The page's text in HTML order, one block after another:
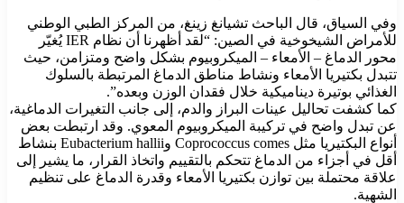
وفي السياق، قال الباحث تشيانغ زينغ، من المركز الطبي الوطني
للأمراض الشيخوخية في الصين: “لقد أظهرنا أن نظام IER يُغيّر
محور الدماغ – الأمعاء – الميكروبيوم بشكل واضح ومتزامن، حيث
تتبدل بكتيريا الأمعاء ونشاط مناطق الدماغ المرتبطة بالسلوك
الغذائي بوتيرة ديناميكية خلال فقدان الوزن وبعده”.
كما كشفت تحاليل عينات البراز والدم، إلى جانب التغيرات الدماغية،
عن تبدل واضح في تركيبة الميكروبيوم المعوي. وقد ارتبطت بعض
أنواع البكتيريا مثل Coprococcus comes وEubacterium hallii بنشاط
أقل في أجزاء من الدماغ تتحكم بالتقييم واتخاذ القرار، ما يشير إلى
علاقة محتملة بين توازن بكتيريا الأمعاء وقدرة الدماغ على تنظيم
الشهية.